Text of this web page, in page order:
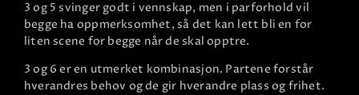
3 og 5 svinger godt i vennskap, men i parforhold vil
begge ha oppmerksomhet, så det kan lett bli en for
liten scene for begge når de skal opptre.
3 og 6 er en utmerket kombinasjon. Partene forstår
hverandres behov og de gir hverandre plass og frihet.